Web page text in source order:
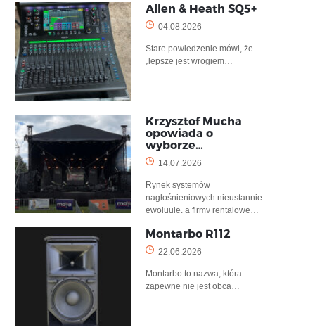
Allen & Heath SQ5+
04.08.2026
Stare powiedzenie mówi, że
„lepsze jest wrogiem…
Krzysztof Mucha
opowiada o
wyborze…
14.07.2026
Rynek systemów
nagłośnieniowych nieustannie
ewoluuje, a firmy rentalowe…
Montarbo R112
22.06.2026
Montarbo to nazwa, która
zapewne nie jest obca…